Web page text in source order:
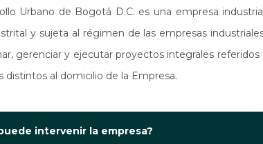
Urbano de Bogotá D.C. es una empresa
y sujeta al régimen de las empresas
gerenciar y ejecutar proyectos integrales
distintos al domicilio de la Empresa.
intervenir la empresa?